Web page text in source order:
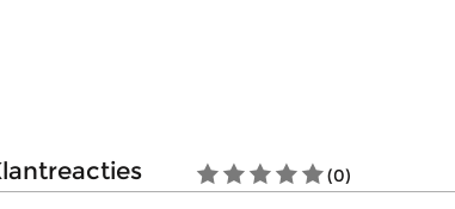
klantreacties (0)